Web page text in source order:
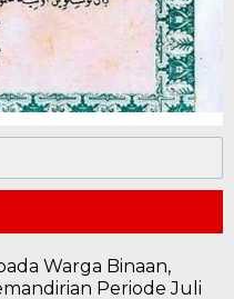
Warga Binaan,
Periode Juli